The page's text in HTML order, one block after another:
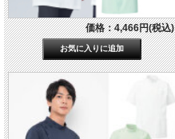
価格：4,466円(税込)